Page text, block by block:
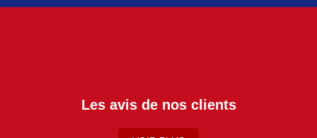
Les avis de nos clients